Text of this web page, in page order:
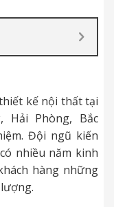
kế nội thất tại
Hải Phòng, Bắc
Đội ngũ kiến
nhiều năm kinh
hàng những